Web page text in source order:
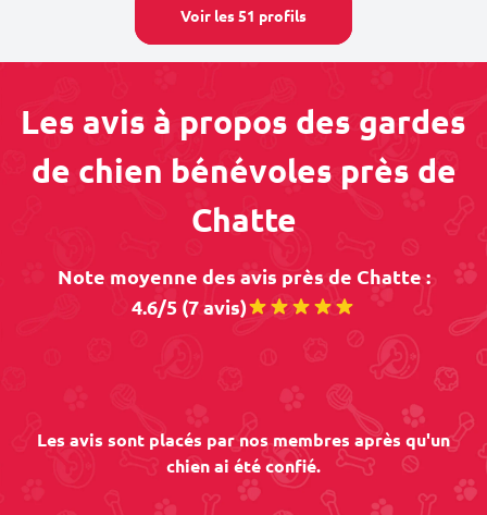
Voir les 51 profils
Les avis à propos des gardes
de chien bénévoles près de
Chatte
Note moyenne des avis près de Chatte :
4.6/5 (7 avis)
Les avis sont placés par nos membres après qu'un
chien ai été confié.